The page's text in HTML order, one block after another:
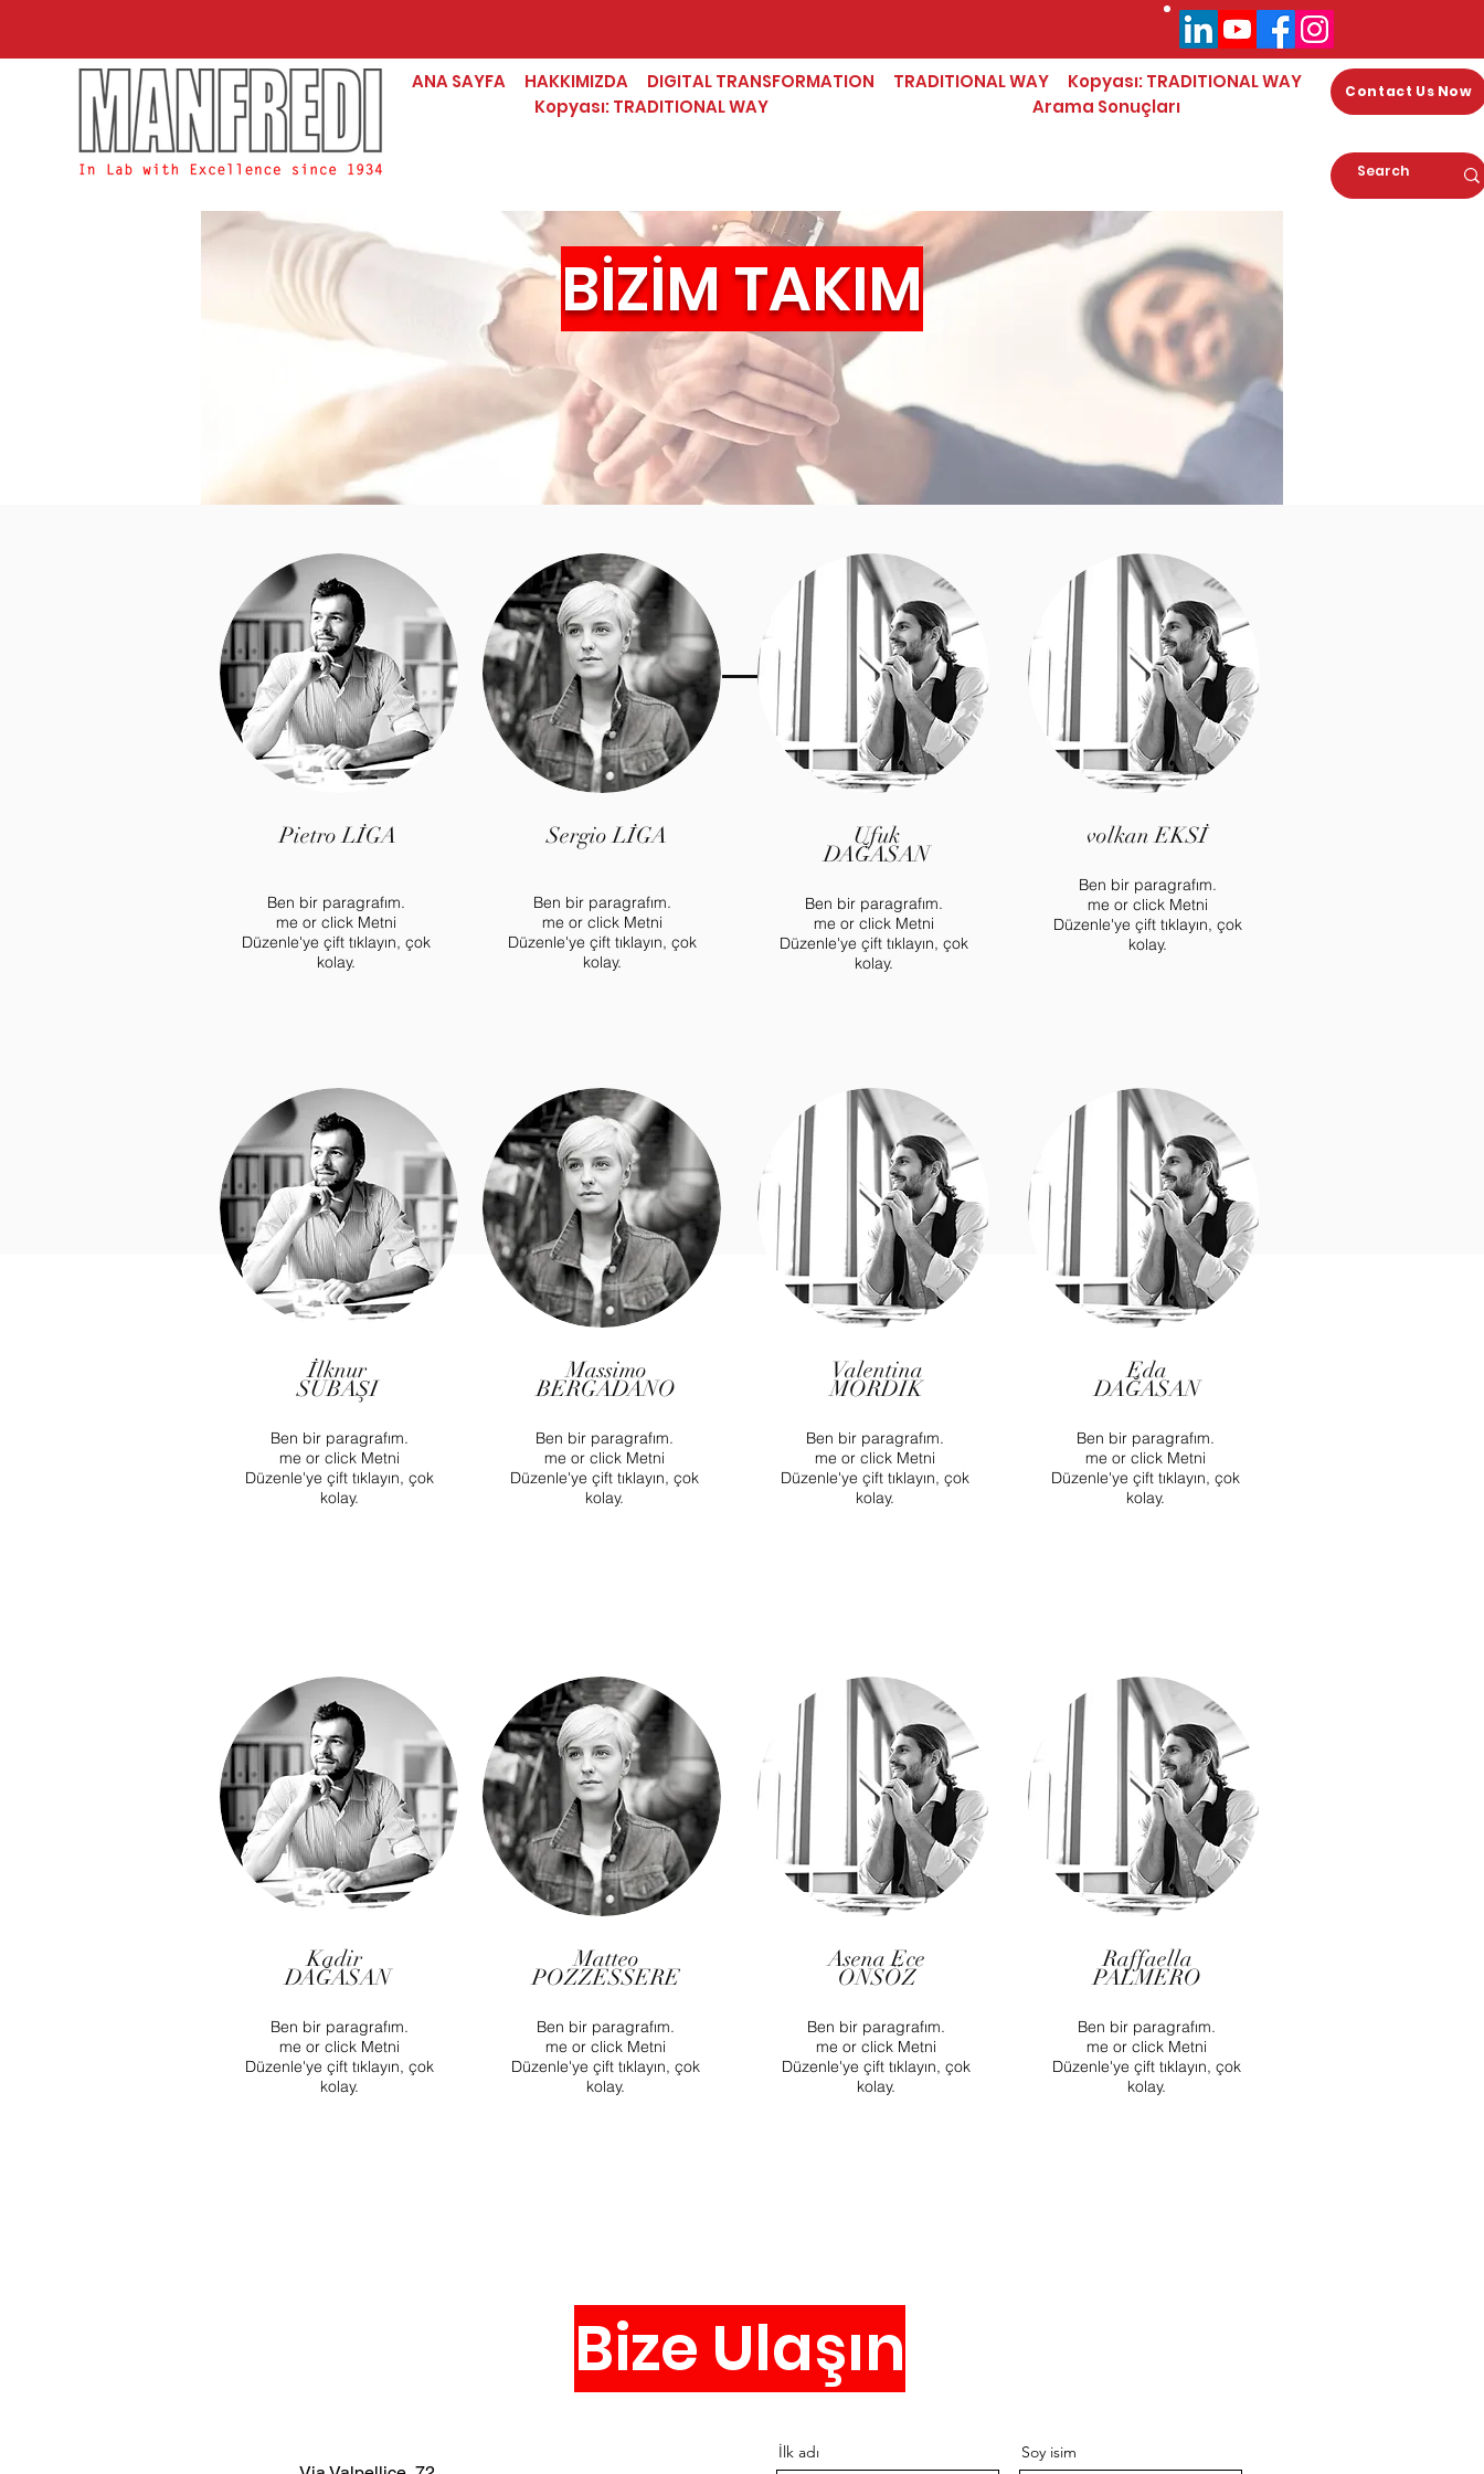
ANA SAYFA HAKKIMIZDA DIGITAL TRANSFORMATION TRADITIONAL WAY
Kopyası: TRADITIONAL WAY
Kopyası: TRADITIONAL WAY
Arama Sonuçları
Contact Us Now
BİZİM TAKIM
Pietro LİGA
Ben bir paragrafım.
me or click Metni
Düzenle'ye çift tıklayın, çok
kolay.
Sergio LİGA
Ben bir paragrafım.
me or click Metni
Düzenle'ye çift tıklayın, çok
kolay.
Ufuk
DAĞASAN
Ben bir paragrafım.
me or click Metni
Düzenle'ye çift tıklayın, çok
kolay.
volkan EKSİ
Ben bir paragrafım.
me or click Metni
Düzenle'ye çift tıklayın, çok
kolay.
İlknur
SUBAŞI
Ben bir paragrafım.
me or click Metni
Düzenle'ye çift tıklayın, çok
kolay.
Massimo
BERGADANO
Ben bir paragrafım.
me or click Metni
Düzenle'ye çift tıklayın, çok
kolay.
Valentina
MORDIK
Ben bir paragrafım.
me or click Metni
Düzenle'ye çift tıklayın, çok
kolay.
Eda
DAĞASAN
Ben bir paragrafım.
me or click Metni
Düzenle'ye çift tıklayın, çok
kolay.
Kadir
DAĞASAN
Ben bir paragrafım.
me or click Metni
Düzenle'ye çift tıklayın, çok
kolay.
Matteo
POZZESSERE
Ben bir paragrafım.
me or click Metni
Düzenle'ye çift tıklayın, çok
kolay.
Asena Ece
ONSÖZ
Ben bir paragrafım.
me or click Metni
Düzenle'ye çift tıklayın, çok
kolay.
Raffaella
PALMERO
Ben bir paragrafım.
me or click Metni
Düzenle'ye çift tıklayın, çok
kolay.
Bize Ulaşın
İlk adı Soy isim